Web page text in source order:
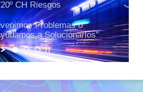
a Solucionarlos"
Problemas o
CH Riesgos
del Riesgo en Tiempo Real
generando Medidas Preventivas
y Control del Riesgo